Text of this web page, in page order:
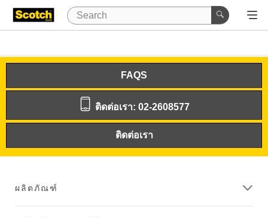
FAQS
ติดต่อเรา: 02-2608577
ติดต่อเรา
ผลิตภัณฑ์